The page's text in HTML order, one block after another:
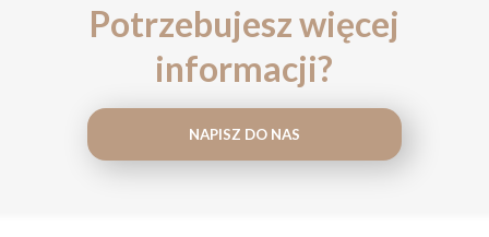
Potrzebujesz więcej
informacji?
NAPISZ DO NAS